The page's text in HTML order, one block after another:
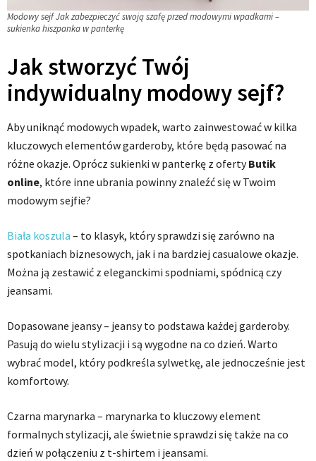
Modowy sejf Jak zabezpieczyć swoją szafę przed modowymi wpadkami –
sukienka hiszpanka w panterkę
Jak stworzyć Twój
indywidualny modowy sejf?
Aby uniknąć modowych wpadek, warto zainwestować w kilka
kluczowych elementów garderoby, które będą pasować na
różne okazje. Oprócz sukienki w panterkę z ofertyButik
online, które inne ubrania powinny znaleźć się w Twoim
modowym sejfie?
Biała koszula – to klasyk, który sprawdzi się zarówno na
spotkaniach biznesowych, jak i na bardziej casualowe okazje.
Można ją zestawić z eleganckimi spodniami, spódnicą czy
jeansami.
Dopasowane jeansy – jeansy to podstawa każdej garderoby.
Pasują do wielu stylizacji i są wygodne na co dzień. Warto
wybrać model, który podkreśla sylwetkę, ale jednocześnie jest
komfortowy.
Czarna marynarka – marynarka to kluczowy element
formalnych stylizacji, ale świetnie sprawdzi się także na co
dzień w połączeniu z t-shirtem i jeansami.